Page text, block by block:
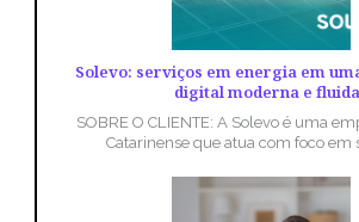
Solevo: serviços em energia em
digital moderna e fluida
SOBRE O CLIENTE: A Solevo é uma
Catarinense que atua com foco em